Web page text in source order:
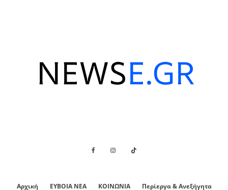
Αρχική ΕΥΒΟΙΑ ΝΕΑ ΚΟΙΝΩΝΙΑ Περίεργα & Ανεξήγητα